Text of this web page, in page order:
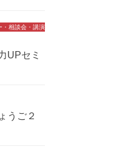
・相談会・講演
UPセミ
うご２